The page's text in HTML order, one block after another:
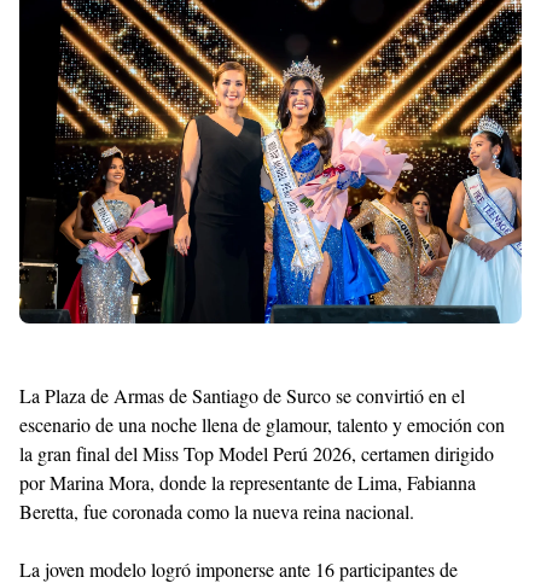
Shroff
Templates
La Plaza de Armas de Santiago de Surco se convirtió en el
escenario de una noche llena de glamour, talento y emoción con
la gran final del Miss Top Model Perú 2026, certamen dirigido
por Marina Mora, donde la representante de Lima, Fabianna
Beretta, fue coronada como la nueva reina nacional.
La joven modelo logró imponerse ante 16 participantes de